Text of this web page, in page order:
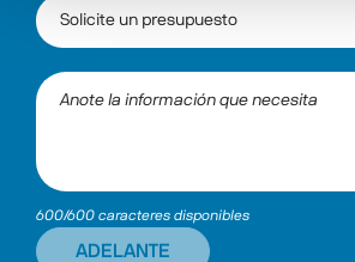
600/600 caracteres disponibles
ADELANTE